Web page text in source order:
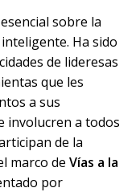
sobre la
Ha sido
de lideresas
que les
a sus
involucren a todos
de la
marco de Vías a la
por